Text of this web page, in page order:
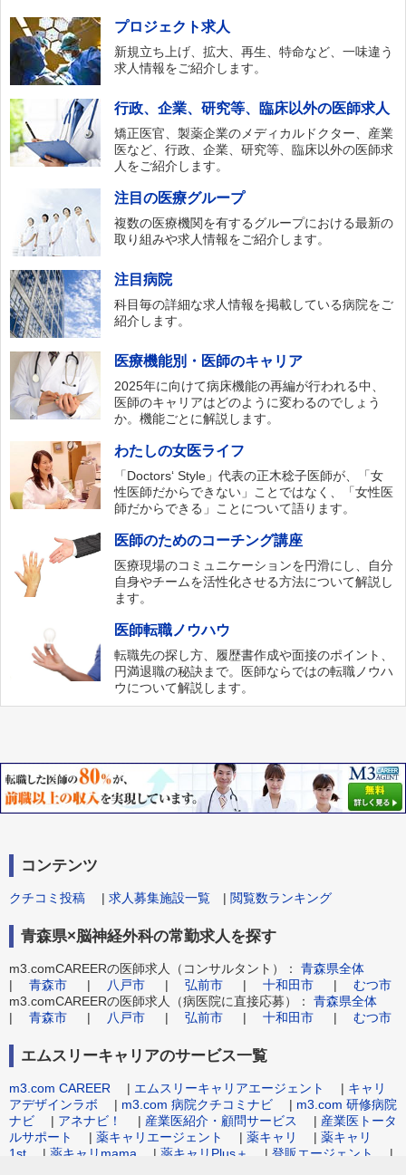
プロジェクト求人
新規立ち上げ、拡大、再生、特命など、一味違う
求人情報をご紹介します。
行政、企業、研究等、臨床以外の医師求人
矯正医官、製薬企業のメディカルドクター、産業
医など、行政、企業、研究等、臨床以外の医師求
人をご紹介します。
注目の医療グループ
複数の医療機関を有するグループにおける最新の
取り組みや求人情報をご紹介します。
注目病院
科目毎の詳細な求人情報を掲載している病院をご
紹介します。
医療機能別・医師のキャリア
2025年に向けて病床機能の再編が行われる中、
医師のキャリアはどのように変わるのでしょう
か。機能ごとに解説します。
わたしの女医ライフ
「Doctors‘ Style」代表の正木稔子医師が、「女
性医師だからできない」ことではなく、「女性医
師だからできる」ことについて語ります。
医師のためのコーチング講座
医療現場のコミュニケーションを円滑にし、自分
自身やチームを活性化させる方法について解説し
ます。
医師転職ノウハウ
転職先の探し方、履歴書作成や面接のポイント、
円満退職の秘訣まで。医師ならではの転職ノウハ
ウについて解説します。
コンテンツ
クチコミ投稿 | 求人募集施設一覧 | 閲覧数ランキング
青森県×脳神経外科の常勤求人を探す
m3.comCAREERの医師求人（コンサルタント）： 青森県全体
| 青森市 | 八戸市 | 弘前市 | 十和田市 | むつ市
m3.comCAREERの医師求人（病医院に直接応募）： 青森県全体
| 青森市 | 八戸市 | 弘前市 | 十和田市 | むつ市
エムスリーキャリアのサービス一覧
m3.com CAREER | エムスリーキャリアエージェント | キャリ
アデザインラボ | m3.com 病院クチコミナビ | m3.com 研修病院
ナビ | アネナビ！ | 産業医紹介・顧問サービス | 産業医トータ
ルサポート
| 薬キャリエージェント | 薬キャリ | 薬キャリ
1st | 薬キャリmama | 薬キャリPlus＋ | 登販エージェント
|